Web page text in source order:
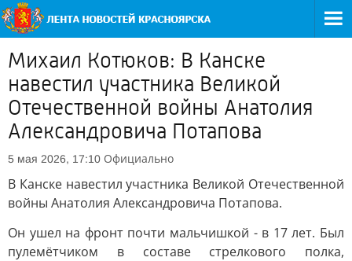
Михаил Котюков: В Канске
навестил участника Великой
Отечественной войны Анатолия
Александровича Потапова
5 мая 2026, 17:10 Официально
В Канске навестил участника Великой Отечественной
войны Анатолия Александровича Потапова.
Он ушел на фронт почти мальчишкой - в 17 лет. Был
пулемётчиком в составе стрелкового полка,